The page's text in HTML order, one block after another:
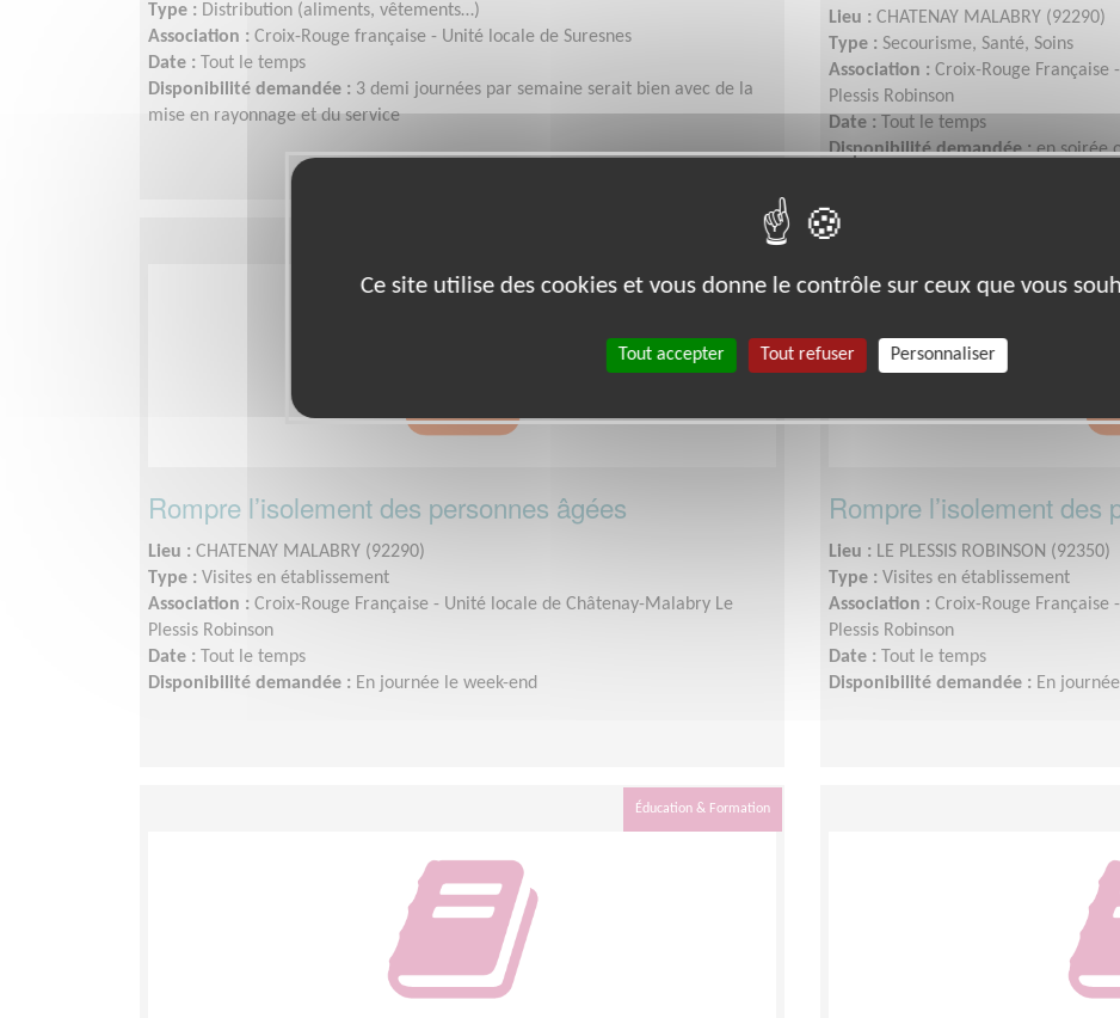
Type : Distribution (aliments, vêtements…)
Association : Croix-Rouge française - Unité locale de Suresnes
Date :
Tout le temps
Disponibilité demandée : 3 demi journées par semaine serait bien avec de la
mise en rayonnage et du service
Lieu : CHATENAY MALABRY (92290)
Type : Secourisme, Santé, Soins
Association : Croix-Rouge
Plessis Robinson
Date :
Tout le temps
Disponibilité demandée :en soirée
Exclusion & Pauvreté
Rompre l’isolement des personnes âgées
Lieu : CHATENAY MALABRY (92290)
Type : Visites en établissement
Association : Croix-Rouge Française - Unité locale de Châtenay-Malabry Le
Plessis Robinson
Date :
Tout le temps
Disponibilité demandée : En journée le week-end
Rompre l’isolement des
Lieu : LE PLESSIS ROBINSON (92350)
Type : Visites en établissement
Association : Croix-Rouge
Plessis Robinson
Date :
Tout le temps
Disponibilité demandée : En
Éducation & Formation
Ce site utilise des cookies et vous donne le contrôle sur ceux que vous
Tout accepter Tout refuser Personnaliser